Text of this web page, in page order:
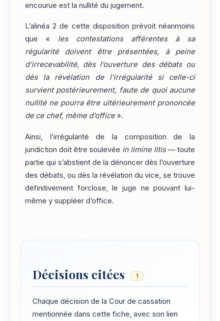
encourue est la nullité du jugement.
L’alinéa 2 de cette disposition prévoit néanmoins
que « les contestations afférentes à sa
régularité doivent être présentées, à peine
d’irrecevabilité, dès l’ouverture des débats ou
dès la révélation de l’irrégularité si celle-ci
survient postérieurement, faute de quoi aucune
nullité ne pourra être ultérieurement prononcée
de ce chef, même d’office».
Ainsi, l’irrégularité de la composition de la
juridiction doit être soulevée in limine litis— toute
partie qui s’abstient de la dénoncer dès l’ouverture
des débats, ou dès la révélation du vice, se trouve
définitivement forclose, le juge ne pouvant lui-
même y suppléer d’office.
Décisions citées 1
Chaque décision de la Cour de cassation
mentionnée dans cette fiche, avec son lien